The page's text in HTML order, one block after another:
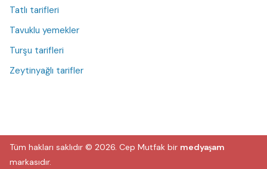
Tatlı tarifleri
Tavuklu yemekler
Turşu tarifleri
Zeytinyağlı tarifler
Tüm hakları saklıdır © 2026. Cep Mutfak bir medyaşam
markasıdır.